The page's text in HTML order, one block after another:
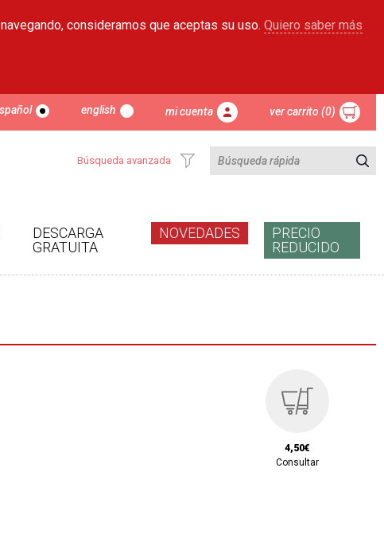
consideramos que aceptas su uso. Quiero saber más
english mi cuenta ver carrito (0)
Búsqueda avanzada
DESCARGA
GRATUITA
NOVEDADES
PRECIO
REDUCIDO
4,50€
Consultar